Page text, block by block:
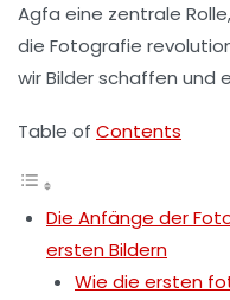
Agfa eine zentrale
die Fotografie
wir Bilder schaffen und
Table of Contents
Die Anfänge der
ersten Bildern
Wie die ersten